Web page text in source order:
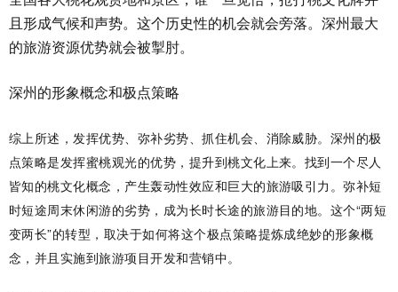
且形成气候和声势。这个历史性的机会就会旁落。深州最大
的旅游资源优势就会被掣肘。
深州的形象概念和极点策略
综上所述，发挥优势、弥补劣势、抓住机会、消除威胁。深州的极
点策略是发挥蜜桃观光的优势，提升到桃文化上来。找到一个尽人
皆知的桃文化概念，产生轰动性效应和巨大的旅游吸引力。弥补短
时短途周末休闲游的劣势，成为长时长途的旅游目的地。这个“两短
变两长”的转型，取决于如何将这个极点策略提炼成绝妙的形象概
念，并且实施到旅游项目开发和营销中。